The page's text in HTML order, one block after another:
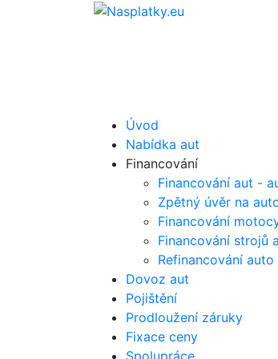
Úvod
Nabídka aut
Financování
Financování aut -
Zpětný úvěr na
Financování
Financování strojů
Refinancování auto
Dovoz aut
Pojištění
Prodloužení záruky
Fixace ceny
Spolupráce